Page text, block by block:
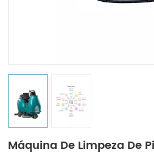
Máquina De Limpeza De